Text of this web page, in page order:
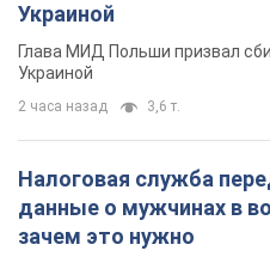
Украиной
Глава МИД Польши призвал
Украиной
2 часа назад 3,6 т.
Налоговая служба
данные о мужчинах в
зачем это нужно